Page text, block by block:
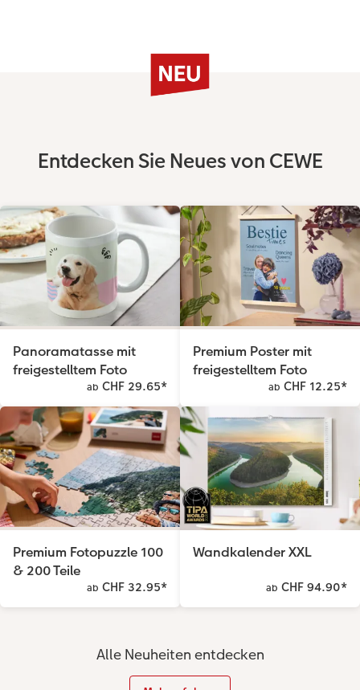
Entdecken Sie Neues von CEWE
Panoramatasse mit
freigestelltem Foto
ab CHF 29.65*
Premium Poster mit
freigestelltem Foto
ab CHF 12.25*
Premium Fotopuzzle 100
& 200 Teile
ab CHF 32.95*
Wandkalender XXL
ab CHF 94.90*
Alle Neuheiten entdecken